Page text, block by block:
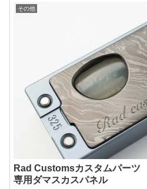
その他
Rad Customsカスタムパー
専用ダマスカスパネル